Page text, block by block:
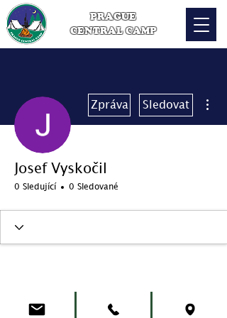
PRAGUE
CENTRAL CAMP
Zpráva Sledovat
Josef Vyskočil
0 Sledující 0 Sledované